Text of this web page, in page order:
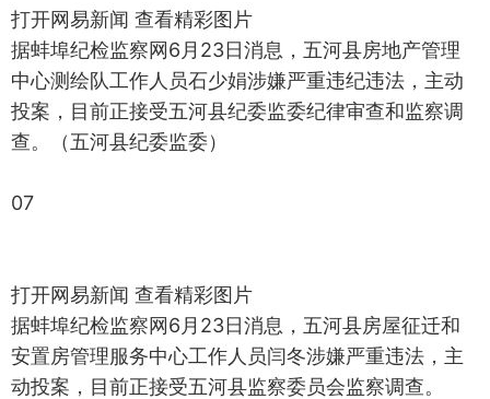
打开网易新闻 查看精彩图片
据蚌埠纪检监察网6月23日消息，五河县房地产管理
中心测绘队工作人员石少娟涉嫌严重违纪违法，主动
投案，目前正接受五河县纪委监委纪律审查和监察调
查。（五河县纪委监委）
07
打开网易新闻 查看精彩图片
据蚌埠纪检监察网6月23日消息，五河县房屋征迁和
安置房管理服务中心工作人员闫冬涉嫌严重违法，主
动投案，目前正接受五河县监察委员会监察调查。